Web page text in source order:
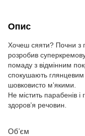
Опис
Хочеш сяяти? Почни з
розробив
помаду з відмінним
спокушають
шовковисто м’якими.
Не містить парабенів
здоров’я речовин.
Обʼєм